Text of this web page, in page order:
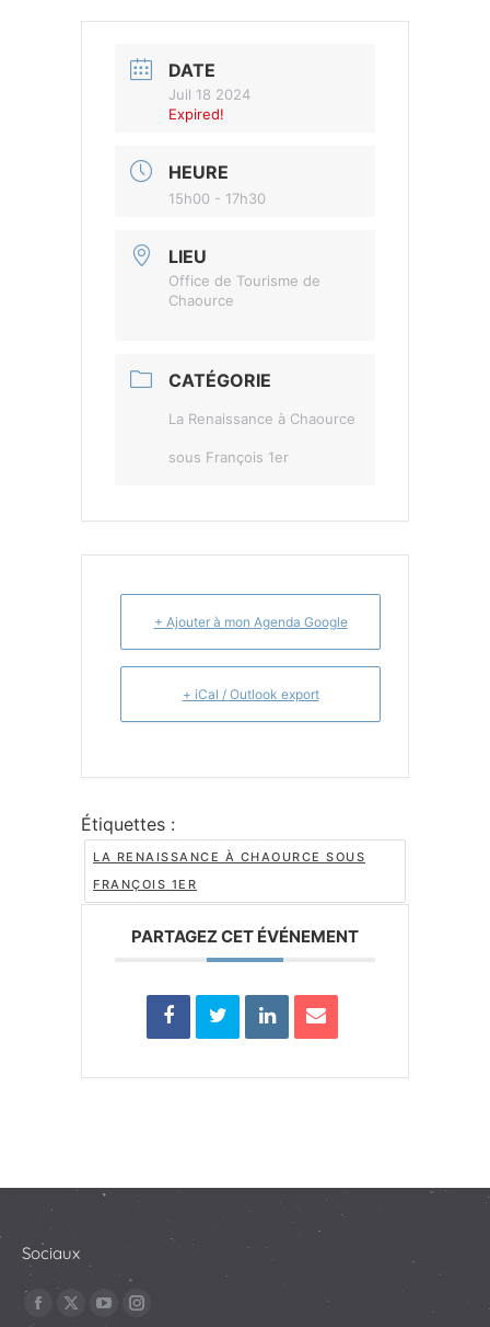
DATE
Juil 18 2024
Expired!
HEURE
15h00 - 17h30
LIEU
Office de Tourisme de
Chaource
CATÉGORIE
La Renaissance à Chaource
sous François 1er
+ Ajouter à mon Agenda Google
+ iCal / Outlook export
Étiquettes :
LA RENAISSANCE À CHAOURCE SOUS
FRANÇOIS 1ER
PARTAGEZ CET ÉVÉNEMENT
Sociaux
Trouvez nous sur :
La
La
La